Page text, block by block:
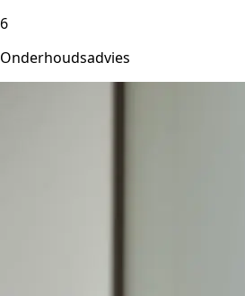
6
Onderhoudsadvies